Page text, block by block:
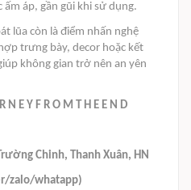
ấm áp, gần gũi khi sử dụng.
lũa còn là điểm nhấn nghệ
trưng bày, decor hoặc kết
không gian trở nên an yên
N E Y F R O M T H E E N D
Chinh, Thanh Xuân, HN
zalo/whatapp)